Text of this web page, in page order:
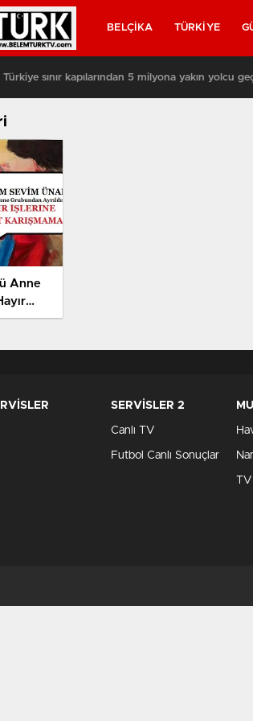
BELÇIKA TÜRKIYE
/ Brüksel sokaklarında yeniden askerler mi
Anne
SERVİSLER 2
Canlı TV
Futbol Canlı Sonuçlar